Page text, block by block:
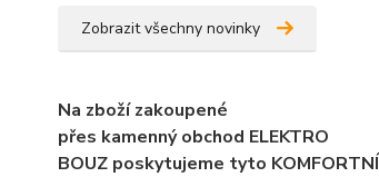
Zobrazit všechny novinky
Na zboží zakoupené
přes kamenný obchod ELEKTRO
BOUZ poskytujeme tyto KOMFORTNÍ